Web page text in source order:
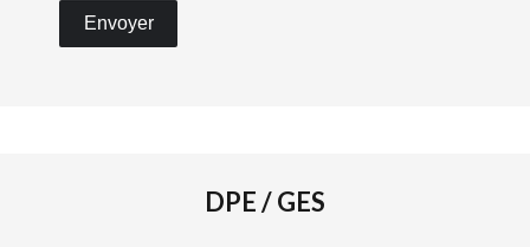
Envoyer
DPE / GES